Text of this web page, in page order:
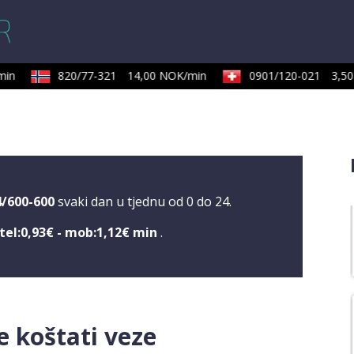
820/77-321 14,00 NOK/min 0901/120-021
600-600 svaki dan u tjednu od 0 do 24.
tel:0,93€ - mob:1,12€ min .
koštati veze